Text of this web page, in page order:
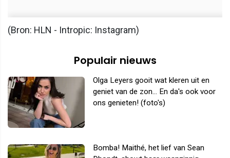
(Bron: HLN - Intropic: Instagram)
Populair nieuws
Olga Leyers gooit wat kleren uit en
geniet van de zon... En da's ook voor
ons genieten! (foto's)
Bomba! Maithé, het lief van Sean